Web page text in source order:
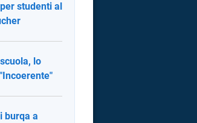
studenti al
lo
burqa a